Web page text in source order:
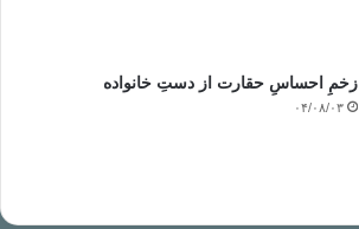
زخمِ احساسِ حقارت از دستِ خانواده
۰۴/۰۸/۰۳